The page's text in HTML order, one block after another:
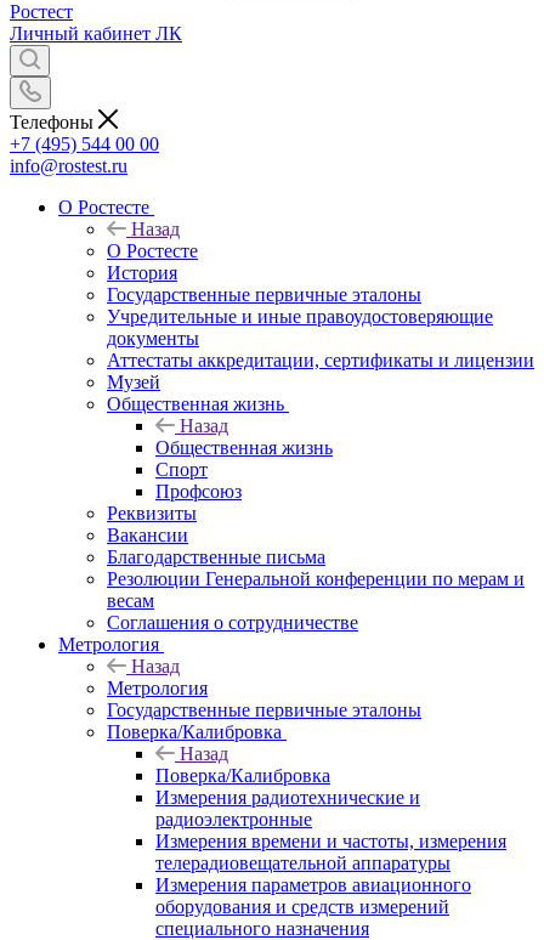
Ростест
Личный кабинет ЛК
Телефоны
+7 (495) 544 00 00
info@rostest.ru
О Ростесте
Назад
О Ростесте
История
Государственные первичные эталоны
Учредительные и иные правоудостоверяющие
документы
Аттестаты аккредитации, сертификаты и лицензии
Музей
Общественная жизнь
Назад
Общественная жизнь
Спорт
Профсоюз
Реквизиты
Вакансии
Благодарственные письма
Резолюции Генеральной конференции по мерам и
весам
Соглашения о сотрудничестве
Метрология
Назад
Метрология
Государственные первичные эталоны
Поверка/Калибровка
Назад
Поверка/Калибровка
Измерения радиотехнические и
радиоэлектронные
Измерения времени и частоты, измерения
телерадиовещательной аппаратуры
Измерения параметров авиационного
оборудования и средств измерений
специального назначения